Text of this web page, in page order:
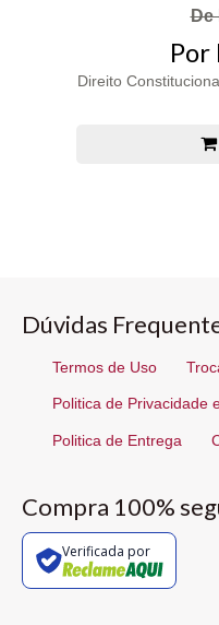
De
Por
Direito
Dúvidas
Termos de Uso
Politica de Privacidade
Politica de Entrega
Compra 100%
Verificada por